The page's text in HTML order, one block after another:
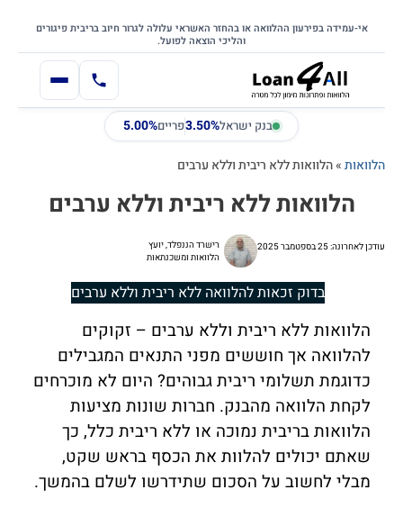
לתוכן
דלג לתוכן הראשי
אי-עמידה בפירעון ההלוואה או בהחזר האשראי עלולה לגרור חיוב בריבית פיגורים
והליכי הוצאה לפועל.
בנק ישראל3.50%פריים5.00%
הלוואות»הלוואות ללא ריבית וללא ערבים
הלוואות ללא ריבית וללא ערבים
עודכן לאחרונה: 25 בספטמבר 2025
רישרד הננפלד, יועץ
הלוואות ומשכנתאות
בדוק זכאות להלוואה ללא ריבית וללא ערבים
הלוואות ללא ריבית וללא ערבים – זקוקים
להלוואה אך חוששים מפני התנאים המגבילים
כדוגמת תשלומי ריבית גבוהים? היום לא מוכרחים
לקחת הלוואה מהבנק. חברות שונות מציעות
הלוואות בריבית נמוכה או ללא ריבית כלל, כך
שאתם יכולים להלוות את הכסף בראש שקט,
מבלי לחשוב על הסכום שתידרשו לשלם בהמשך.